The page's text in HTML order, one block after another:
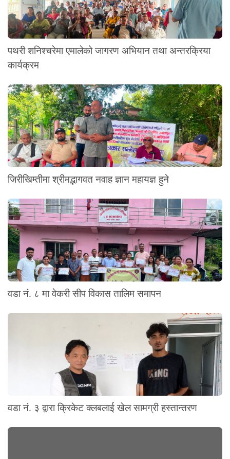
पथरी शनिश्चरेमा एमालेको जागरण अभियान तथा अन्तरक्रिया
कार्यक्रम
जिरीखिम्तीमा श्रीमद्भागवत नवाह ज्ञान महायज्ञ हुने
वडा नं. ८ मा वेकरी सीप विकास तालिम समापन
वडा नं. ३ द्वारा क्रिकेट क्लबलाई खेल सामग्री हस्तान्तरण